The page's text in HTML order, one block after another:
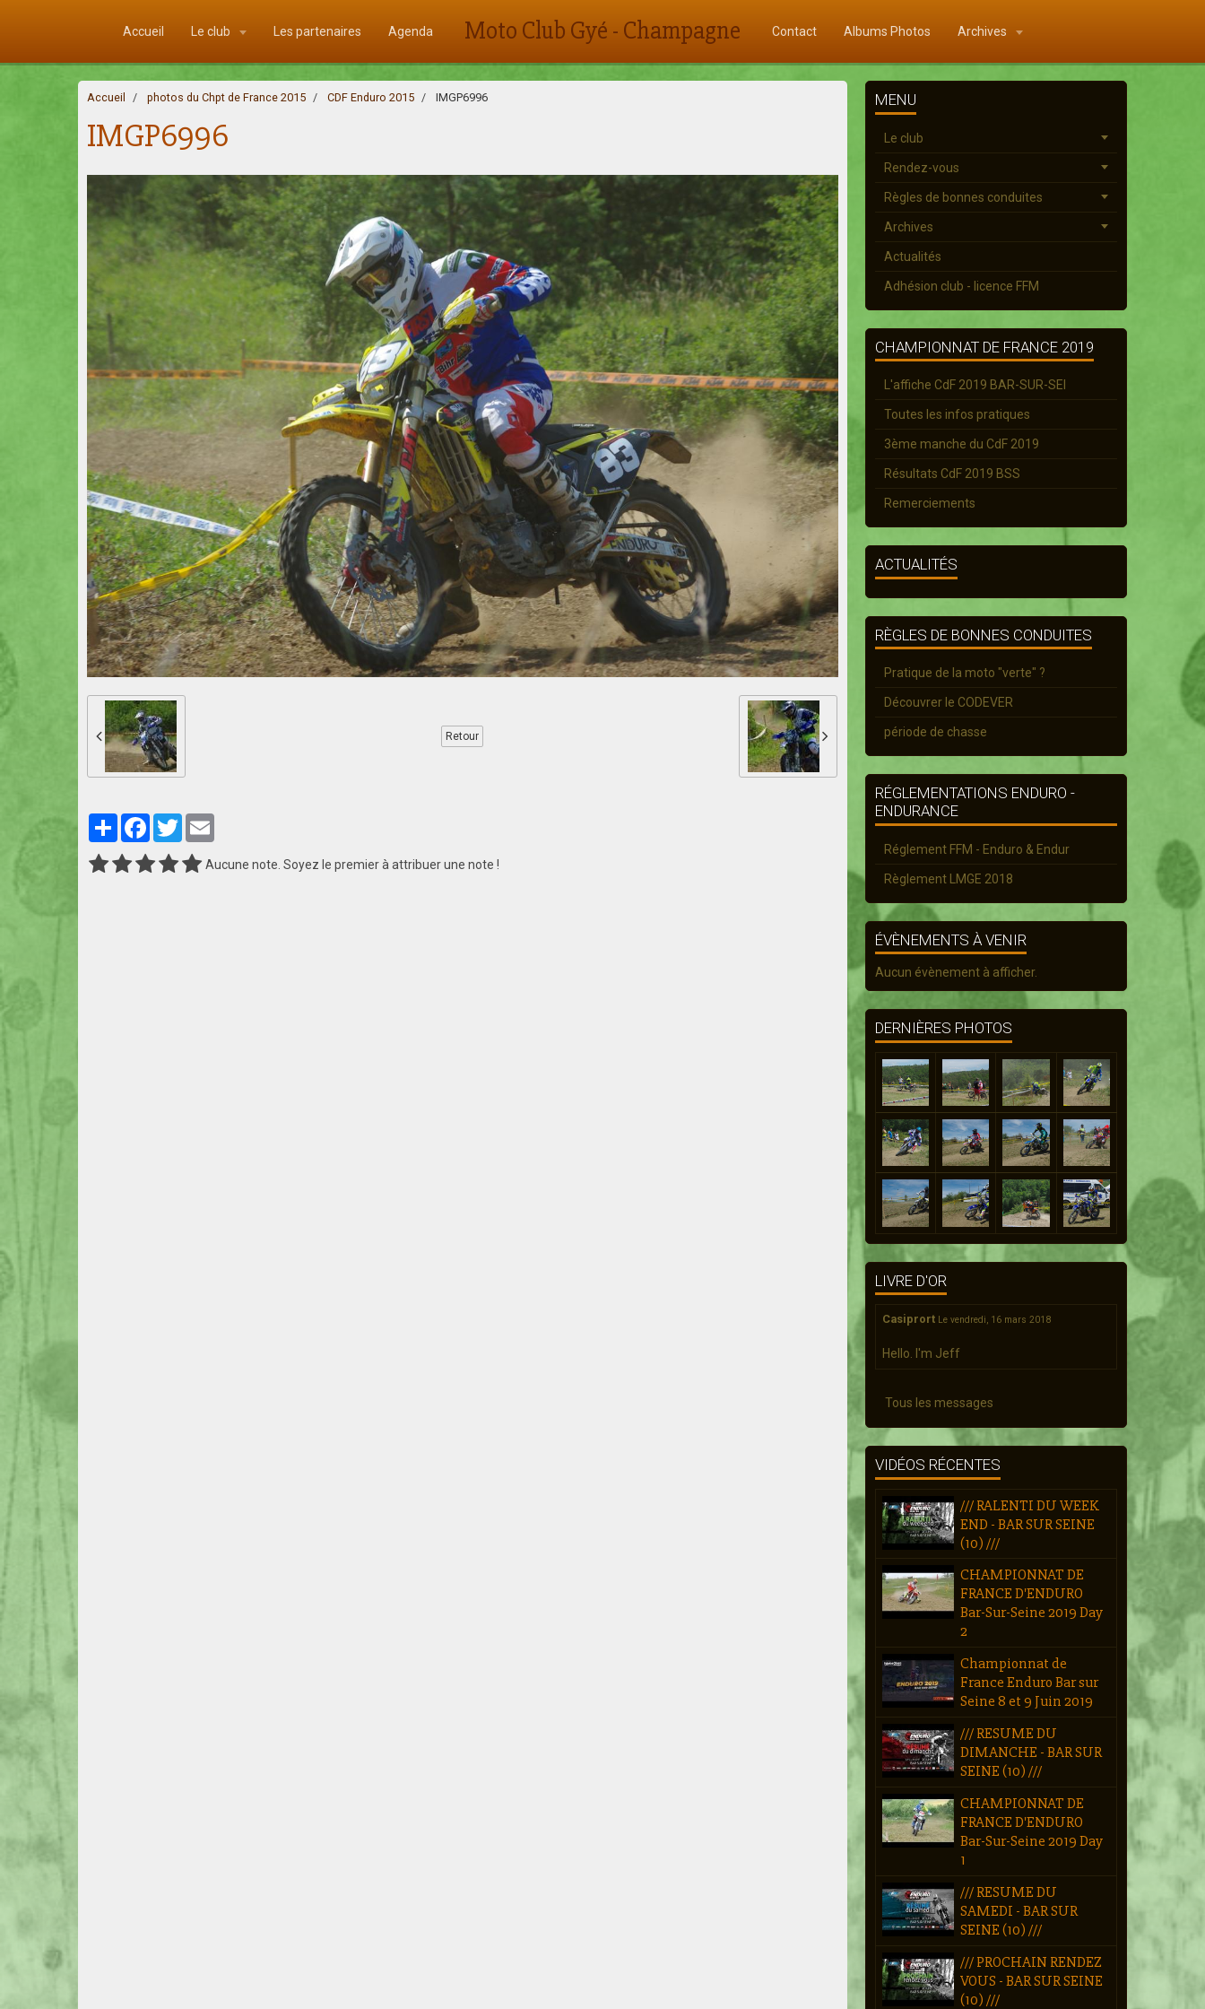
Accueil Le club Les partenaires Agenda Moto Club Gyé - Champagne Contact Albums Photos Archives
Accueil photos du Chpt de France 2015 CDF Enduro 2015 IMGP6996
IMGP6996
Retour
PartagerFacebook
Twitter
Aucune note. Soyez le premier à attribuer une note !
MENU
Le club
Rendez-vous
Règles de bonnes conduites
Archives
Actualités
Adhésion club - licence FFM
CHAMPIONNAT DE FRANCE 2019
L'affiche CdF 2019 BAR-SUR-SEI
Toutes les infos pratiques
3ème manche du CdF 2019
Résultats CdF 2019 BSS
Remerciements
ACTUALITÉS
RÈGLES DE BONNES CONDUITES
Pratique de la moto "verte" ?
Découvrer le CODEVER
période de chasse
RÉGLEMENTATIONS ENDURO -
ENDURANCE
Réglement FFM - Enduro & Endur
Règlement LMGE 2018
ÉVÈNEMENTS À VENIR
Aucun évènement à afficher.
DERNIÈRES PHOTOS
LIVRE D'OR
Casiprort Le vendredi, 16 mars 2018
Hello. I'm Jeff
Tous les messages
VIDÉOS RÉCENTES
/// RALENTI DU WEEK
END - BAR SUR SEINE
(10) ///
CHAMPIONNAT DE
FRANCE D'ENDURO
Bar-Sur-Seine 2019 Day
2
Championnat de
France Enduro Bar sur
Seine 8 et 9 Juin 2019
/// RESUME DU
DIMANCHE - BAR SUR
SEINE (10) ///
CHAMPIONNAT DE
FRANCE D'ENDURO
Bar-Sur-Seine 2019 Day
1
/// RESUME DU
SAMEDI - BAR SUR
SEINE (10) ///
/// PROCHAIN RENDEZ
VOUS - BAR SUR SEINE
(10) ///